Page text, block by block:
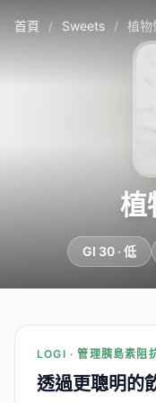
首頁 / Sweets / 植物
植
GI 30 · 低
LOGI · 管理胰島素阻
透過更聰明的